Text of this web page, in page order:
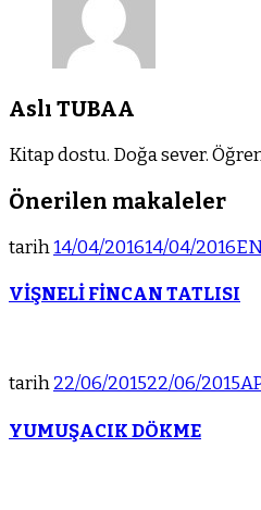
Aslı TUBAA
Kitap dostu. Doğa sever.
Önerilen makaleler
tarih14/04/201614/04/2016
VİŞNELİ FİNCAN TATLISI
tarih22/06/201522/06/2015
YUMUŞACIK DÖKME